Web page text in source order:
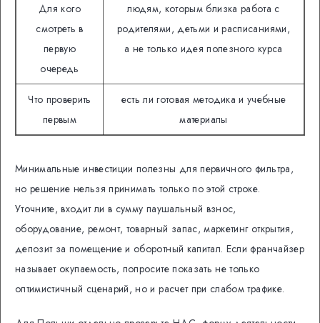
Для кого
смотреть в
первую
очередь
людям, которым близка работа с
родителями, детьми и расписаниями,
а не только идея полезного курса
Что проверить
первым
есть ли готовая методика и учебные
материалы
Минимальные инвестиции полезны для первичного фильтра,
но решение нельзя принимать только по этой строке.
Уточните, входит ли в сумму паушальный взнос,
оборудование, ремонт, товарный запас, маркетинг открытия,
депозит за помещение и оборотный капитал. Если франчайзер
называет окупаемость, попросите показать не только
оптимистичный сценарий, но и расчет при слабом трафике.